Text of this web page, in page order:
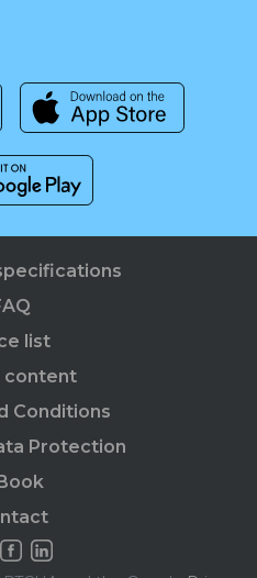
list
content
Conditions
Protection